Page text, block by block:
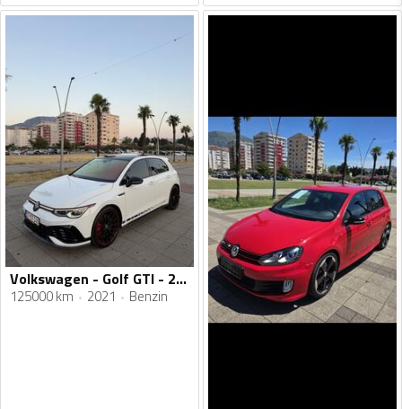
Volkswagen - Golf GTI - 2.0 benzin
125000 km 2021 Benzin